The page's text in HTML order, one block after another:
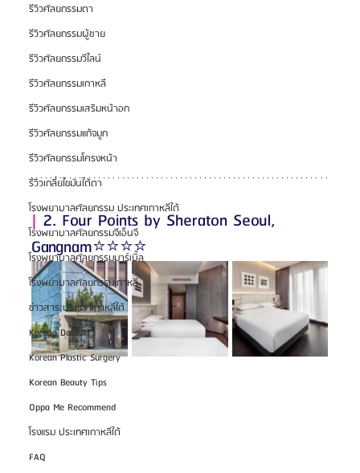
รีวิวศัลยกรรมตา
รีวิวศัลยกรรมผู้ชาย
รีวิวศัลยกรรมวีไลน์
รีวิวศัลยกรรมเกาหลี
รีวิวศัลยกรรมเสริมหน้าอก
รีวิวศัลยกรรมแก้จมูก
รีวิวศัลยกรรมโครงหน้า
รีวิวเกลี่ยไขมันใต้ตา
โรงพยาบาลศัลยกรรม ประเทศเกาหลีใต้
โรงพยาบาลศัลยกรรมจีเอ็นจี
โรงพยาบาลศัลยกรรมมาร์เบิ้ล
โรงพยาบาลศัลยกรรมเกาหลี
ข่าวสาร ประเทศเกาหลีใต้
Korean Doctor
Korean Plastic Surgery
Korean Beauty Tips
Oppa Me Recommend
โรงแรม ประเทศเกาหลีใต้
FAQ
| 2. Four Points by Sheraton Seoul,
Gangnam⭐️⭐️⭐️⭐️